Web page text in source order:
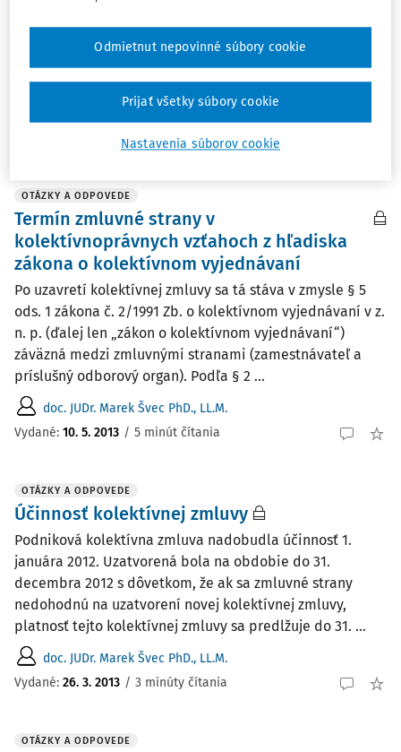
nárokom na stravné lístky u zamestnancov, ked v danom
dni neodpracujú viac ako 4 hodiny? Nemajú v tých dňoch
nárok na stravný lístok? Je potrebné mať odborovú
organizáciu, aby sa mohol zaviesť ...
/ 2 minúty čítania
OTÁZKY A ODPOVEDE
Termín zmluvné strany v
kolektívnoprávnych vzťahoch z hľadiska
zákona o kolektívnom vyjednávaní
Po uzavretí kolektívnej zmluvy sa tá stáva v zmysle § 5
ods. 1 zákona č. 2/1991 Zb. o kolektívnom vyjednávaní v z.
n. p. (ďalej len „zákon o kolektívnom vyjednávaní“)
záväzná medzi zmluvnými stranami (zamestnávateľ a
príslušný odborový organ). Podľa § 2 ...
doc. JUDr. Marek Švec PhD., LL.M.
Vydané: 10. 5. 2013 / 5 minút čítania
OTÁZKY A ODPOVEDE
Účinnosť kolektívnej zmluvy
Podniková kolektívna zmluva nadobudla účinnosť 1.
januára 2012. Uzatvorená bola na obdobie do 31.
decembra 2012 s dôvetkom, že ak sa zmluvné strany
nedohodnú na uzatvorení novej kolektívnej zmluvy,
platnosť tejto kolektívnej zmluvy sa predlžuje do 31. ...
doc. JUDr. Marek Švec PhD., LL.M.
Vydané: 26. 3. 2013 / 3 minúty čítania
OTÁZKY A ODPOVEDE
Nastavenia súborov cookie
Odmietnut nepovinné súbory cookie
Prijať všetky súbory cookie